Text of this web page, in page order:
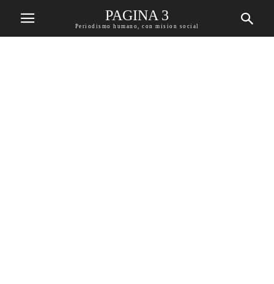
PAGINA 3
Periodismo humano, con mision social